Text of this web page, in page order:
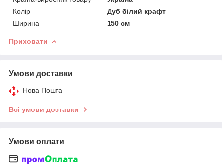
Колір
Дуб білий крафт
Ширина
150 см
Приховати
Умови доставки
Нова Пошта
Всі умови доставки
Умови оплати